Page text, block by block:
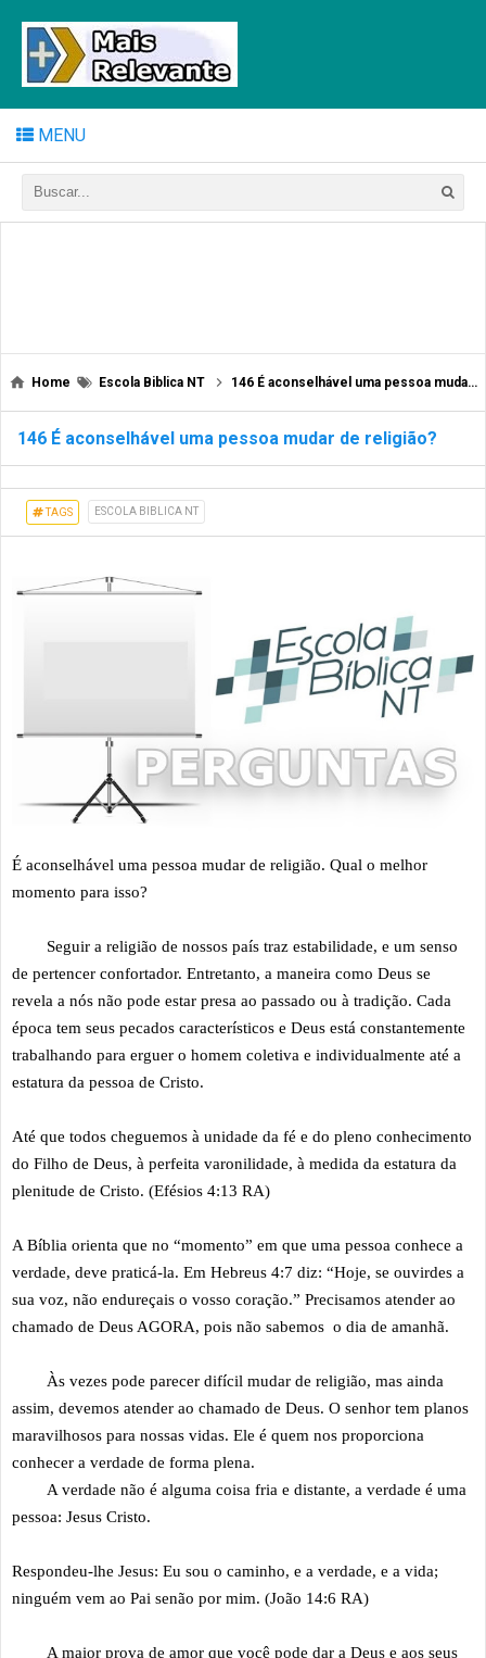
MENU
Home Escola Biblica NT 146 É aconselhável uma pessoa mudar de religião?
146 É aconselhável uma pessoa mudar de religião?
TAGS ESCOLA BIBLICA NT
É aconselhável uma pessoa mudar de religião. Qual o melhor
momento para isso?
Seguir a religião de nossos país traz estabilidade, e um senso
de pertencer confortador. Entretanto, a maneira como Deus se
revela a nós não pode estar presa ao passado ou à tradição. Cada
época tem seus pecados característicos e Deus está constantemente
trabalhando para erguer o homem coletiva e individualmente até a
estatura da pessoa de Cristo.
Até que todos cheguemos à unidade da fé e do pleno conhecimento
do Filho de Deus, à perfeita varonilidade, à medida da estatura da
plenitude de Cristo. (Efésios 4:13 RA)
A Bíblia orienta que no “momento” em que uma pessoa conhece a
verdade, deve praticá-la. Em Hebreus 4:7 diz: “Hoje, se ouvirdes a
sua voz, não endureçais o vosso coração.” Precisamos atender ao
chamado de Deus AGORA, pois não sabemos o dia de amanhã.
Às vezes pode parecer difícil mudar de religião, mas ainda
assim, devemos atender ao chamado de Deus. O senhor tem planos
maravilhosos para nossas vidas. Ele é quem nos proporciona
conhecer a verdade de forma plena.
A verdade não é alguma coisa fria e distante, a verdade é uma
pessoa: Jesus Cristo.
Respondeu-lhe Jesus: Eu sou o caminho, e a verdade, e a vida;
ninguém vem ao Pai senão por mim. (João 14:6 RA)
A maior prova de amor que você pode dar a Deus e aos seus